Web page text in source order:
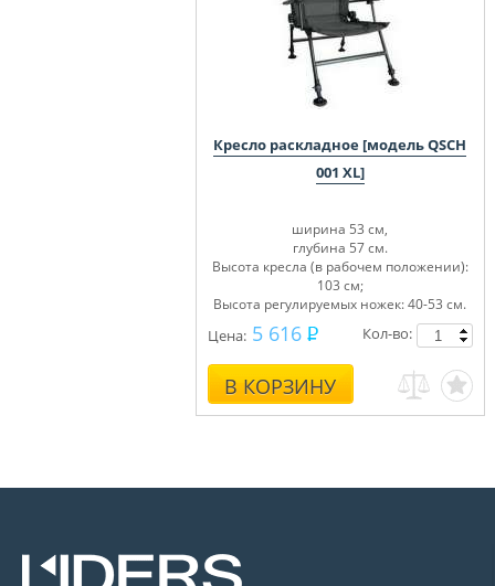
Кресло раскладное [модель QSCH
001 XL]
ширина 53 см,
глубина 57 см.
Высота кресла (в рабочем положении):
103 см;
Высота регулируемых ножек: 40-53 см.
Цена: 5 616
В КОРЗИНУ
Кол-во: